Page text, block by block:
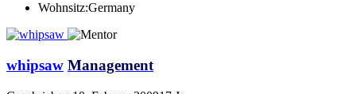
Wohnsitz:Germany
whipsaw Management